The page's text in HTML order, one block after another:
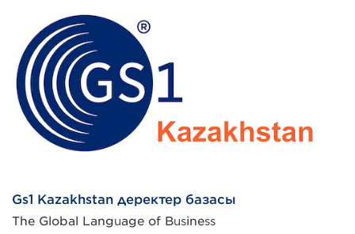
Gs1 Kazakhstan деректер базасы
The Global Language of Business